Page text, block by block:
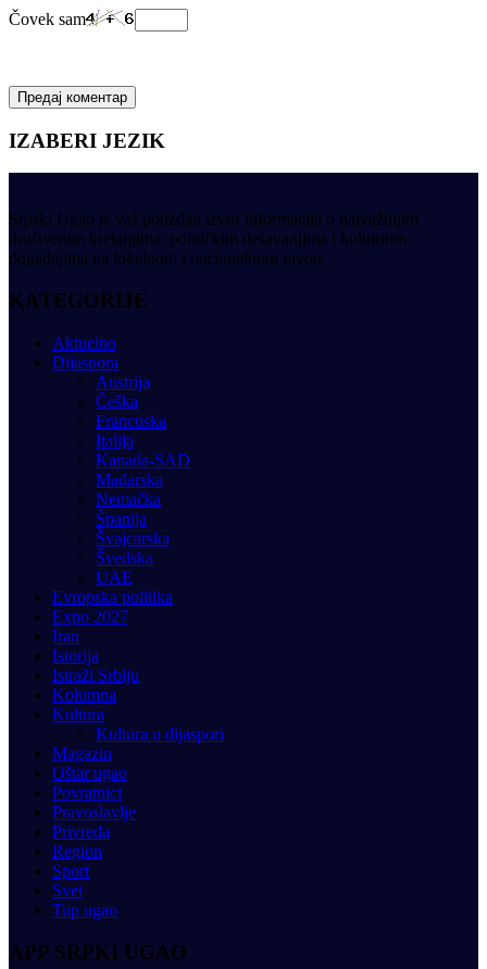
Čovek sam
IZABERI JEZIK
Srpski Ugao je vaš pouzdan izvor informacija o najvažnijim
društvenim kretanjima, političkim dešavanjima i kulturnim
događajima na lokalnom i nacionalnom nivou.
KATEGORIJE
Aktuelno
Dijaspora
Austrija
Češka
Francuska
Italija
Kanada-SAD
Mađarska
Nemačka
Španija
Švajcarska
Švedska
UAE
Evropska politika
Expo 2027
Iran
Istorija
Istraži Srbiju
Kolumna
Kultura
Kultura u dijaspori
Magazin
Oštar ugao
Povratnici
Pravoslavlje
Privreda
Region
Sport
Svet
Tup ugao
APP SRPKI UGAO